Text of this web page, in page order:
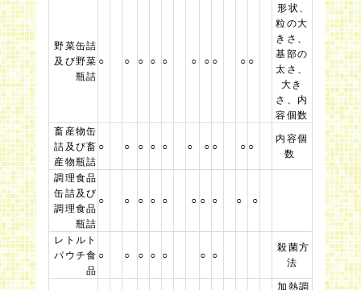
野菜缶詰
及び野菜
瓶詰
○ ○ ○ ○ ○ ○ ○ ○ ○ ○
形状、
粒の大
きさ、
基部の
太さ、
大き
さ、内
容個数
畜産物缶
詰及び畜
産物瓶詰
○ ○ ○ ○ ○ ○ ○ ○ ○ ○
内容個
数
調理食品
缶詰及び
調理食品
瓶詰
○ ○ ○ ○ ○ ○ ○ ○ ○ ○
レトルト
パウチ食
品
○ ○ ○ ○ ○ ○ ○
殺菌方
法
加熱調